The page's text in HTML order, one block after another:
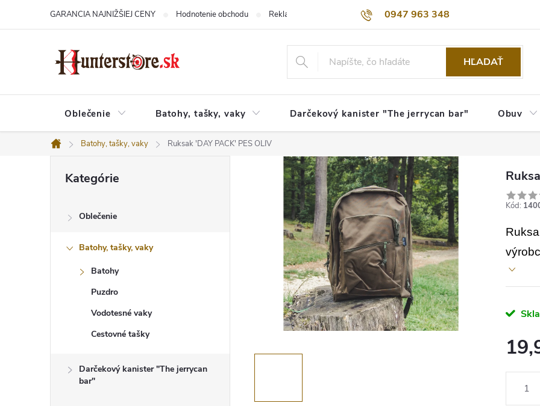
0947 963 348
GARANCIA NAJNIŽŠIEJ CENY Hodnotenie obchodu Reklamačný poriadok Obchodné podmienky
HĽADAŤ
Oblečenie Batohy, tašky, vaky Darčekový kanister "The jerrycan bar" Obuv
Domov
Batohy, tašky, vaky Ruksak 'DAY PACK' PES OLIV
kategórie
Kategórie
Oblečenie
Batohy, tašky, vaky
Batohy
Puzdro
Vodotesné vaky
Cestovné tašky
Darčekový kanister "The jerrycan
bar"
Kód: